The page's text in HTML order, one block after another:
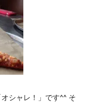
シャレ！」です^^ そ